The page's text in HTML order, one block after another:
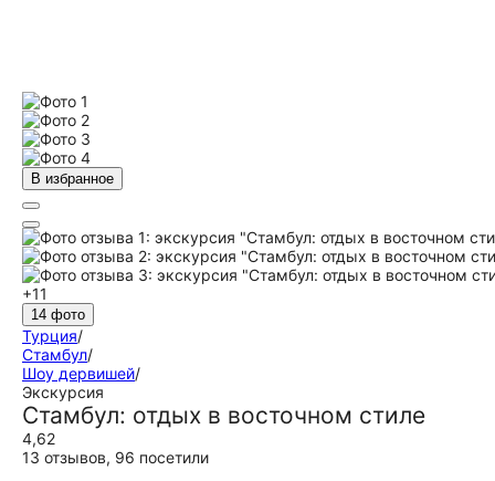
В избранное
+11
14 фото
Турция/
Стамбул/
Шоу дервишей/
Экскурсия
Стамбул: отдых в восточном стиле
4,62
13 отзывов, 96 посетили